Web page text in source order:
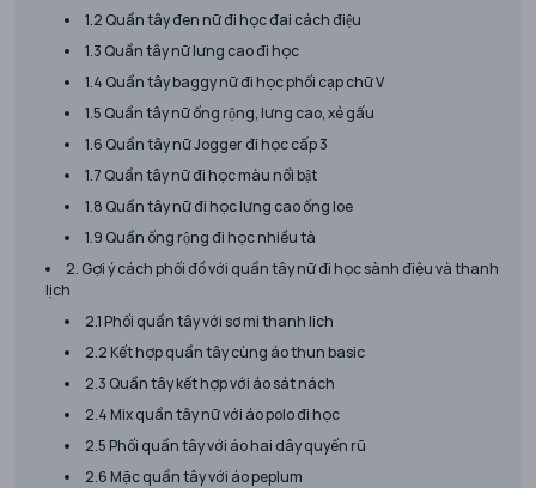
1.2 Quần tây đen nữ đi học đai cách điệu
1.3 Quần tây nữ lưng cao đi học
1.4 Quần tây baggy nữ đi học phối cạp chữ V
1.5 Quần tây nữ ống rộng, lưng cao, xẻ gấu
1.6 Quần tây nữ Jogger đi học cấp 3
1.7 Quần tây nữ đi học màu nổi bật
1.8 Quần tây nữ đi học lưng cao ống loe
1.9 Quần ống rộng đi học nhiều tà
2. Gợi ý cách phối đồ với quần tây nữ đi học sành điệu và thanh
lịch
2.1 Phối quần tây với sơ mi thanh lich
2.2 Kết hợp quần tây cùng áo thun basic
2.3 Quần tây kết hợp với áo sát nách
2.4 Mix quần tây nữ với áo polo đi học
2.5 Phối quần tây với áo hai dây quyến rũ
2.6 Mặc quần tây với áo peplum